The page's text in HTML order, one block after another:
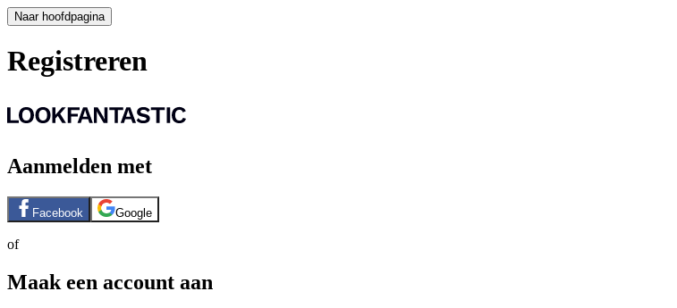
Naar hoofdpagina
Registreren
Aanmelden met
Facebook Google
of
Maak een account aan